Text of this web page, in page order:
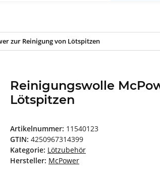
zur Reinigung von Lötspitzen
Reinigungswolle
Lötspitzen
Artikelnummer: 11540123
GTIN: 4250967314399
Kategorie: Lötzubehör
Hersteller: McPower